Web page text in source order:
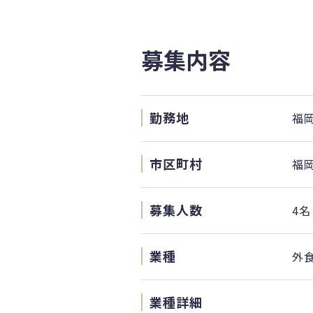
募集内容
勤務地 福
市区町村 福
募集人数 4名
業種 外
業種詳細